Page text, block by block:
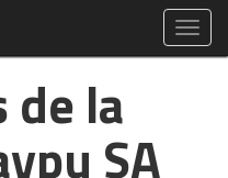
de la
SA